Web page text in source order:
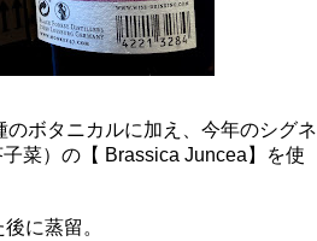
ボタニカルに加え、今年のシグネ
菜）の【 Brassica Juncea 】を使
に蒸留。